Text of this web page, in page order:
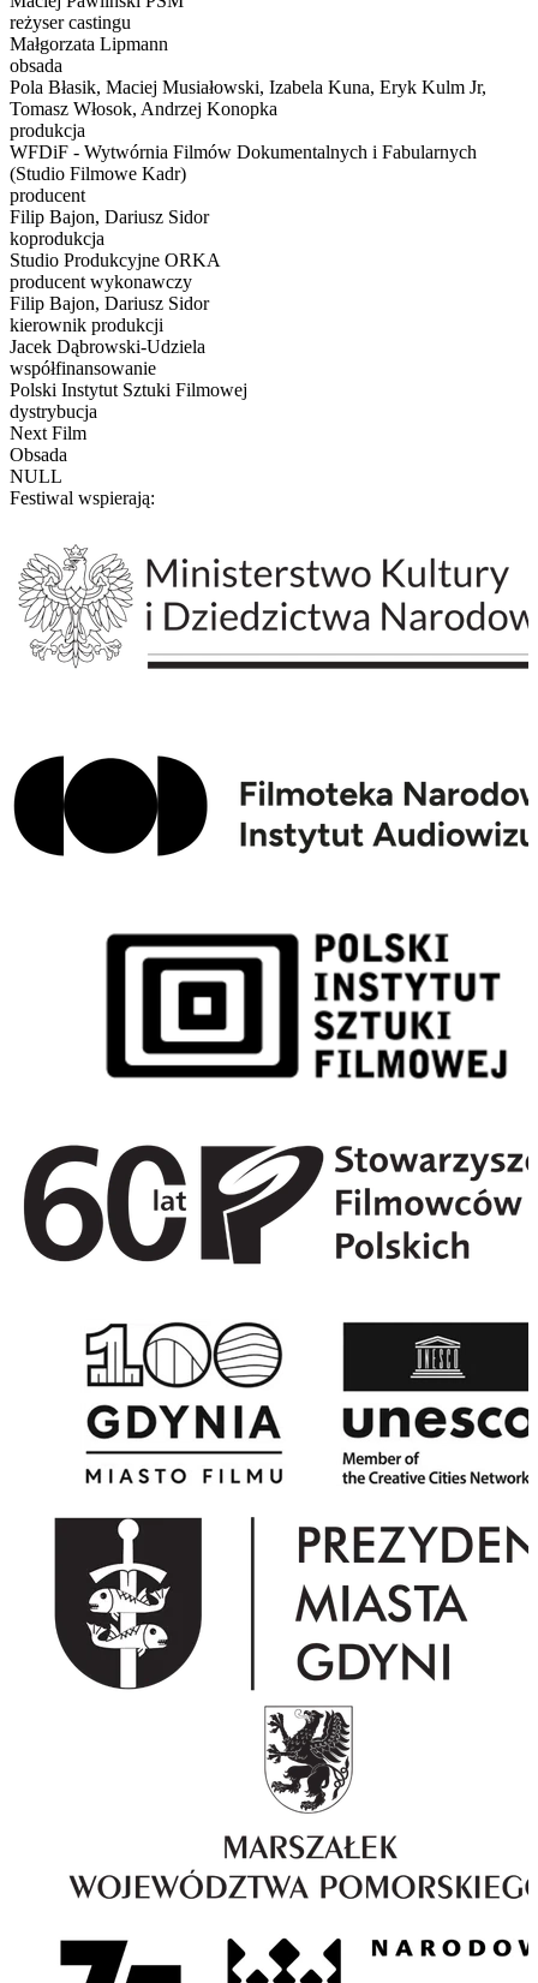
reżyser castingu
Małgorzata Lipmann
obsada
Pola Błasik, Maciej Musiałowski, Izabela Kuna, Eryk Kulm Jr,
Tomasz Włosok, Andrzej Konopka
produkcja
WFDiF - Wytwórnia Filmów Dokumentalnych i Fabularnych
(Studio Filmowe Kadr)
producent
Filip Bajon, Dariusz Sidor
koprodukcja
Studio Produkcyjne ORKA
producent wykonawczy
Filip Bajon, Dariusz Sidor
kierownik produkcji
Jacek Dąbrowski-Udziela
współfinansowanie
Polski Instytut Sztuki Filmowej
dystrybucja
Next Film
Obsada
NULL
Festiwal wspierają: